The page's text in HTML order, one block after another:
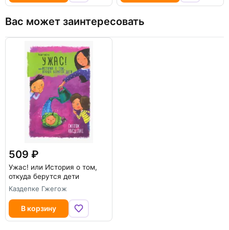
Вас может заинтересовать
509
Ужас! или История о том,
откуда берутся дети
Каздепке Гжегож
В корзину